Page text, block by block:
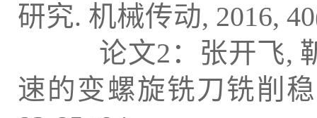
研究. 机械传动, 2016,
论文2：张开飞, 靳
速的变螺旋铣刀铣削